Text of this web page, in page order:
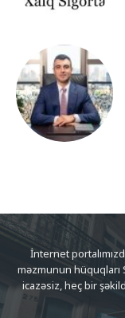
İnternet
məzmunun hüquqları
icazəsiz, heç bir